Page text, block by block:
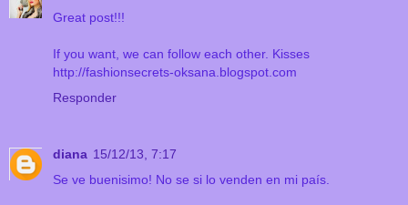
Great post!!!
If you want, we can follow each other. Kisses
http://fashionsecrets-oksana.blogspot.com
Responder
diana 15/12/13, 7:17
Se ve buenisimo! No se si lo venden en mi país.